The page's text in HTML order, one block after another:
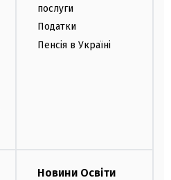
послуги
Податки
Пенсія в Україні
Новини Освіти